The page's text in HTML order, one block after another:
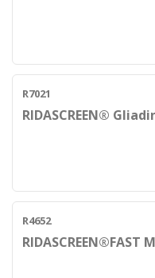
R7021
RIDASCREEN®
R4652
RIDASCREEN®FAST